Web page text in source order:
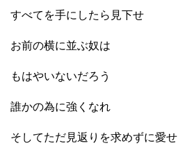
すべてを手にしたら見下せ
お前の横に並ぶ奴は
もはやいないだろう
誰かの為に強くなれ
そしてただ見返りを求めずに愛せ